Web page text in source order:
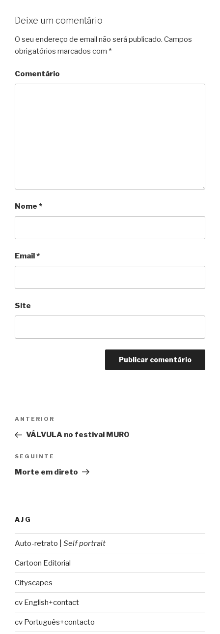
Deixe um comentário
O seu endereço de email não será publicado. Campos
obrigatórios marcados com *
Comentário
Nome *
Email*
Site
Navegação
artigos
Conteúdo
anterior
ANTERIOR
VÁLVULA no festival MURO
Conteúdo
seguinte
SEGUINTE
Morte em direto
AJG
Auto-retrato | Self portrait
Cartoon Editorial
Cityscapes
cv English+contact
cv Português+contacto